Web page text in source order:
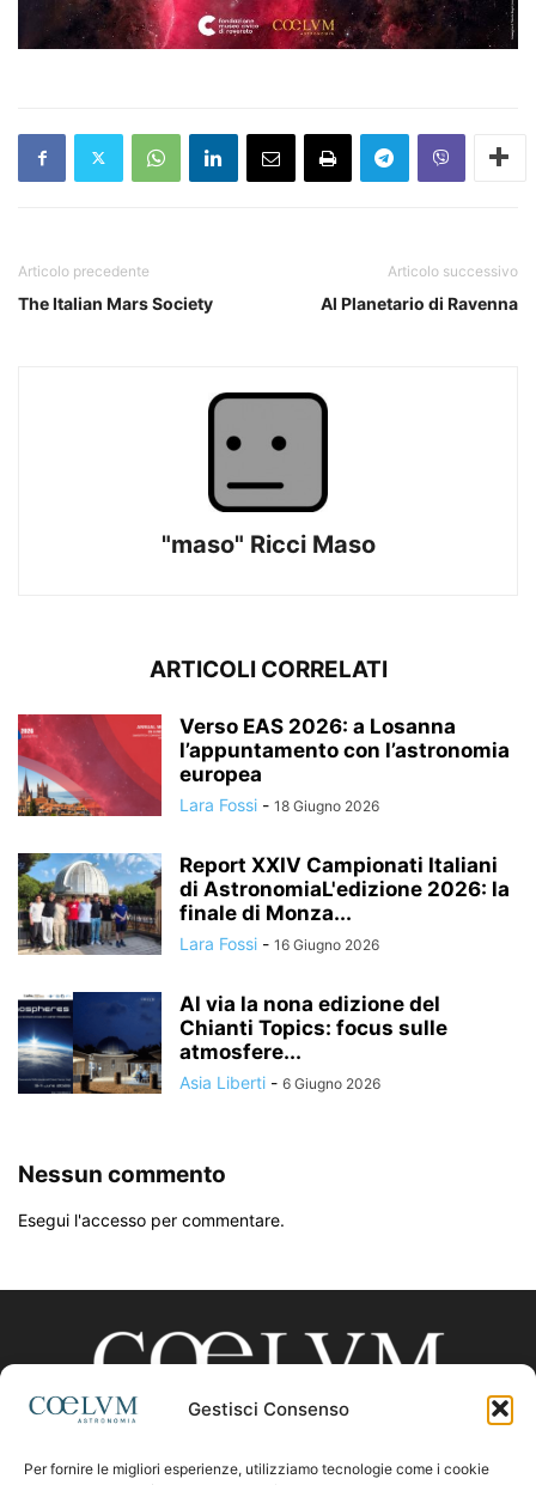
Gestisci Consenso
Per fornire le migliori esperienze, utilizziamo tecnologie come i cookie
Articolo precedente
The Italian Mars Society
Articolo successivo
Al Planetario di Ravenna
"maso" Ricci Maso
ARTICOLI CORRELATI
Verso EAS 2026: a Losanna
l’appuntamento con l’astronomia
europea
Lara Fossi - 18 Giugno 2026
Report XXIV Campionati Italiani
di AstronomiaL'edizione 2026: la
finale di Monza...
Lara Fossi - 16 Giugno 2026
Al via la nona edizione del
Chianti Topics: focus sulle
atmosfere...
Asia Liberti - 6 Giugno 2026
Nessun commento
Esegui l'accesso per commentare.